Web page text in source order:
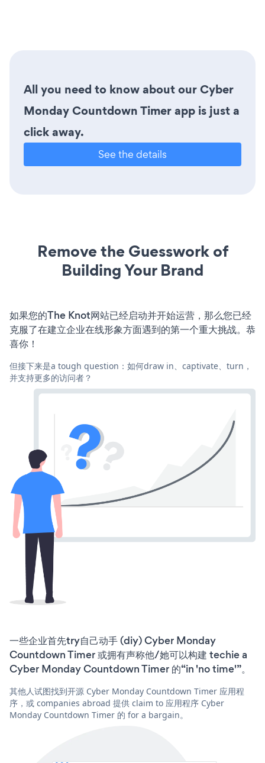
All you need to know about our Cyber
Monday Countdown Timer app is just a
click away.
See the details
Remove the Guesswork of
Building Your Brand
如果您的The Knot网站已经启动并开始运营，那么您已经
克服了在建立企业在线形象方面遇到的第一个重大挑战。恭
喜你！
但接下来是a tough question：如何draw in、captivate、turn，
并支持更多的访问者？
一些企业首先try自己动手 (diy) Cyber Monday
Countdown Timer 或拥有声称他/她可以构建 techie a
Cyber Monday Countdown Timer 的“in 'no time'”。
其他人试图找到开源 Cyber Monday Countdown Timer 应用程
序，或 companies abroad 提供 claim to 应用程序 Cyber
Monday Countdown Timer 的 for a bargain。